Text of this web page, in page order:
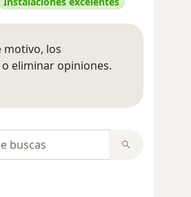
motivo, los
eliminar opiniones.